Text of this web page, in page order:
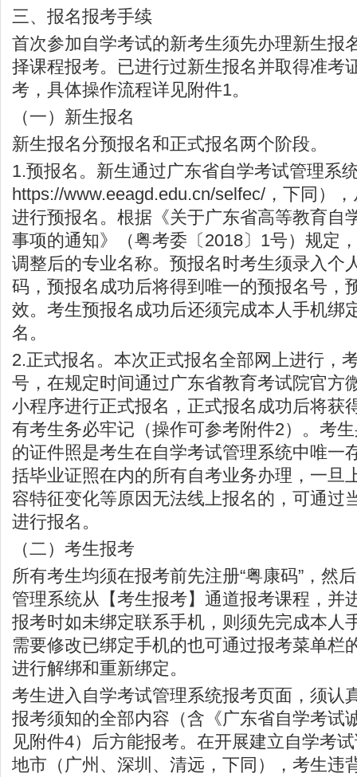
三、报名报考手续
首次参加自学考试的新考生须先办理新生报
择课程报考。已进行过新生报名并取得准考
考，具体操作流程详见附件1。
（一）新生报名
新生报名分预报名和正式报名两个阶段。
1.预报名。新生通过广东省自学考试管理系
https://www.eeagd.edu.cn/selfec/ ，下同）
进行预报名。根据《关于广东省高等教育自
事项的通知》（粤考委〔2018〕1号）规定
调整后的专业名称。预报名时考生须录入个
码，预报名成功后将得到唯一的预报名号，
效。考生预报名成功后还须完成本人手机绑
名。
2.正式报名。本次正式报名全部网上进行，
号，在规定时间通过广东省教育考试院官方
小程序进行正式报名，正式报名成功后将获
有考生务必牢记（操作可参考附件2）。考
的证件照是考生在自学考试管理系统中唯一
括毕业证照在内的所有自考业务办理，一旦
容特征变化等原因无法线上报名的，可通过
进行报名。
（二）考生报考
所有考生均须在报考前先注册“粤康码”，然
管理系统从【考生报考】通道报考课程，并
报考时如未绑定联系手机，则须先完成本人
需要修改已绑定手机的也可通过报考菜单栏
进行解绑和重新绑定。
考生进入自学考试管理系统报考页面，须认
报考须知的全部内容（含《广东省自学考试
见附件4）后方能报考。在开展建立自学考
地市（广州、深圳、清远，下同），考生违